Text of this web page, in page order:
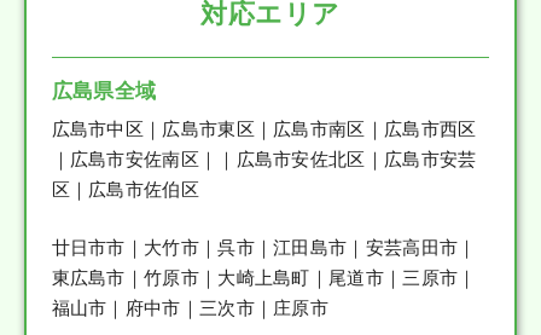
対応エリア
広島県全域
広島市中区｜広島市東区｜広島市南区｜広島市西区
｜広島市安佐南区｜｜広島市安佐北区｜広島市安芸
区｜広島市佐伯区
廿日市市｜大竹市｜呉市｜江田島市｜安芸高田市｜
東広島市｜竹原市｜大崎上島町｜尾道市｜三原市｜
福山市｜府中市｜三次市｜庄原市